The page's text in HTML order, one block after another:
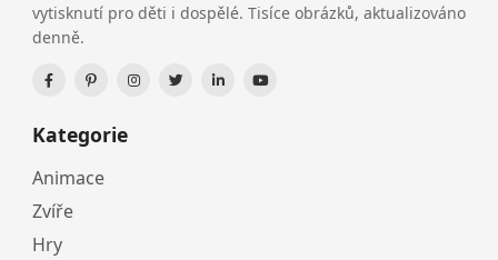
vytisknutí pro děti i dospělé. Tisíce obrázků, aktualizováno
denně.
Kategorie
Animace
Zvíře
Hry